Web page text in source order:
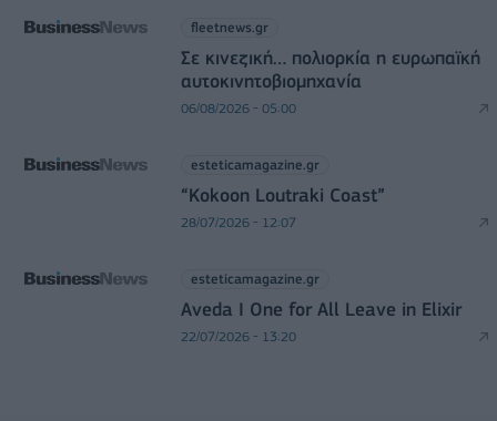
fleetnews.gr
Σε κινεζική… πολιορκία η ευρωπαϊκή
αυτοκινητοβιομηχανία
06/08/2026 - 05:00
esteticamagazine.gr
“Kokoon Loutraki Coast”
28/07/2026 - 12:07
esteticamagazine.gr
Aveda I One for All Leave in Elixir
22/07/2026 - 13:20